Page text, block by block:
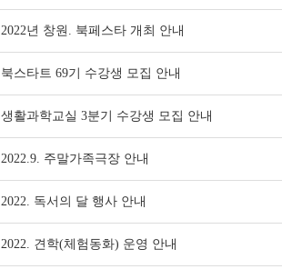
2022년 창원. 북페스타 개최 안내
북스타트 69기 수강생 모집 안내
생활과학교실 3분기 수강생 모집 안내
2022.9. 주말가족극장 안내
2022. 독서의 달 행사 안내
2022. 견학(체험동화) 운영 안내